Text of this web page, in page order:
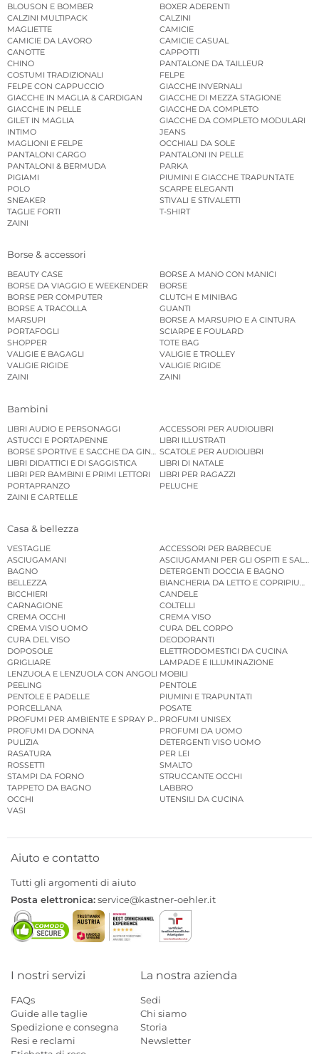
BLOUSON E BOMBER
BOXER ADERENTI
CALZINI MULTIPACK
CALZINI
MAGLIETTE
CAMICIE
CAMICIE DA LAVORO
CAMICIE CASUAL
CANOTTE
CAPPOTTI
CHINO
PANTALONE DA TAILLEUR
COSTUMI TRADIZIONALI
FELPE
FELPE CON CAPPUCCIO
GIACCHE INVERNALI
GIACCHE IN MAGLIA & CARDIGAN
GIACCHE DI MEZZA STAGIONE
GIACCHE IN PELLE
GIACCHE DA COMPLETO
GILET IN MAGLIA
GIACCHE DA COMPLETO MODULARI
INTIMO
JEANS
MAGLIONI E FELPE
OCCHIALI DA SOLE
PANTALONI CARGO
PANTALONI IN PELLE
PANTALONI & BERMUDA
PARKA
PIGIAMI
PIUMINI E GIACCHE TRAPUNTATE
POLO
SCARPE ELEGANTI
SNEAKER
STIVALI E STIVALETTI
TAGLIE FORTI
T-SHIRT
ZAINI
Borse & accessori
BEAUTY CASE
BORSE A MANO CON MANICI
BORSE DA VIAGGIO E WEEKENDER
BORSE
BORSE PER COMPUTER
CLUTCH E MINIBAG
BORSE A TRACOLLA
GUANTI
MARSUPI
BORSE A MARSUPIO E A CINTURA
PORTAFOGLI
SCIARPE E FOULARD
SHOPPER
TOTE BAG
VALIGIE E BAGAGLI
VALIGIE E TROLLEY
VALIGIE RIGIDE
VALIGIE RIGIDE
ZAINI
ZAINI
Bambini
LIBRI AUDIO E PERSONAGGI
ACCESSORI PER AUDIOLIBRI
ASTUCCI E PORTAPENNE
LIBRI ILLUSTRATI
BORSE SPORTIVE E SACCHE DA GINNASTICASCATOLE PER AUDIOLIBRI
LIBRI DIDATTICI E DI SAGGISTICA
LIBRI DI NATALE
LIBRI PER BAMBINI E PRIMI LETTORI
LIBRI PER RAGAZZI
PORTAPRANZO
PELUCHE
ZAINI E CARTELLE
Casa & bellezza
VESTAGLIE
ACCESSORI PER BARBECUE
ASCIUGAMANI
ASCIUGAMANI PER GLI OSPITI E
BAGNO
DETERGENTI DOCCIA E BAGNO
BELLEZZA
BIANCHERIA DA LETTO E COPRIPIUMINI
BICCHIERI
CANDELE
CARNAGIONE
COLTELLI
CREMA OCCHI
CREMA VISO
CREMA VISO UOMO
CURA DEL CORPO
CURA DEL VISO
DEODORANTI
DOPOSOLE
ELETTRODOMESTICI DA CUCINA
GRIGLIARE
LAMPADE E ILLUMINAZIONE
LENZUOLA E LENZUOLA CON ANGOLI MOBILI
PEELING
PENTOLE
PENTOLE E PADELLE
PIUMINI E TRAPUNTATI
PORCELLANA
POSATE
PROFUMI PER AMBIENTE E SPRAY PER AMBIENTE
PROFUMI UNISEX
PROFUMI DA DONNA
PROFUMI DA UOMO
PULIZIA
DETERGENTI VISO UOMO
RASATURA
PER LEI
ROSSETTI
SMALTO
STAMPI DA FORNO
STRUCCANTE OCCHI
TAPPETO DA BAGNO
LABBRO
OCCHI
UTENSILI DA CUCINA
VASI
Aiuto e contatto
Tutti gli argomenti di aiuto
Posta elettronica:service@kastner-oehler.it
I nostri servizi
FAQs
Guide alle taglie
Spedizione e consegna
Resi e reclami
La nostra azienda
Sedi
Chi siamo
Storia
Newsletter